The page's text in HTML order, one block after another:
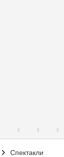
Спектакли